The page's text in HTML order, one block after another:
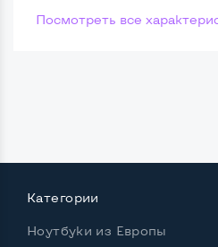
Посмотреть все
Категории
Ноутбуки из Европы